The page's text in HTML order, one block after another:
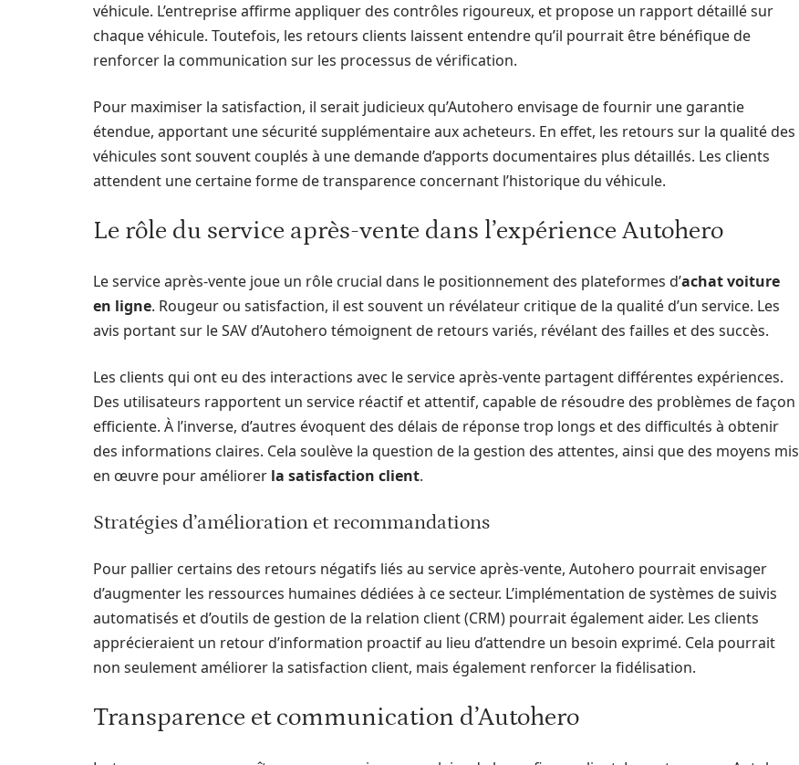
véhicule. L’entreprise affirme appliquer des contrôles rigoureux, et propose un rapport détaillé sur
chaque véhicule. Toutefois, les retours clients laissent entendre qu’il pourrait être bénéfique de
renforcer la communication sur les processus de vérification.
Pour maximiser la satisfaction, il serait judicieux qu’Autohero envisage de fournir une garantie
étendue, apportant une sécurité supplémentaire aux acheteurs. En effet, les retours sur la qualité des
véhicules sont souvent couplés à une demande d’apports documentaires plus détaillés. Les clients
attendent une certaine forme de transparence concernant l’historique du véhicule.
Le rôle du service après-vente dans l’expérience Autohero
Le service après-vente joue un rôle crucial dans le positionnement des plateformes d’achat voiture
en ligne. Rougeur ou satisfaction, il est souvent un révélateur critique de la qualité d’un service. Les
avis portant sur le SAV d’Autohero témoignent de retours variés, révélant des failles et des succès.
Les clients qui ont eu des interactions avec le service après-vente partagent différentes expériences.
Des utilisateurs rapportent un service réactif et attentif, capable de résoudre des problèmes de façon
efficiente. À l’inverse, d’autres évoquent des délais de réponse trop longs et des difficultés à obtenir
des informations claires. Cela soulève la question de la gestion des attentes, ainsi que des moyens mis
en œuvre pour améliorer la satisfaction client.
Stratégies d’amélioration et recommandations
Pour pallier certains des retours négatifs liés au service après-vente, Autohero pourrait envisager
d’augmenter les ressources humaines dédiées à ce secteur. L’implémentation de systèmes de suivis
automatisés et d’outils de gestion de la relation client (CRM) pourrait également aider. Les clients
apprécieraient un retour d’information proactif au lieu d’attendre un besoin exprimé. Cela pourrait
non seulement améliorer la satisfaction client, mais également renforcer la fidélisation.
Transparence et communication d’Autohero